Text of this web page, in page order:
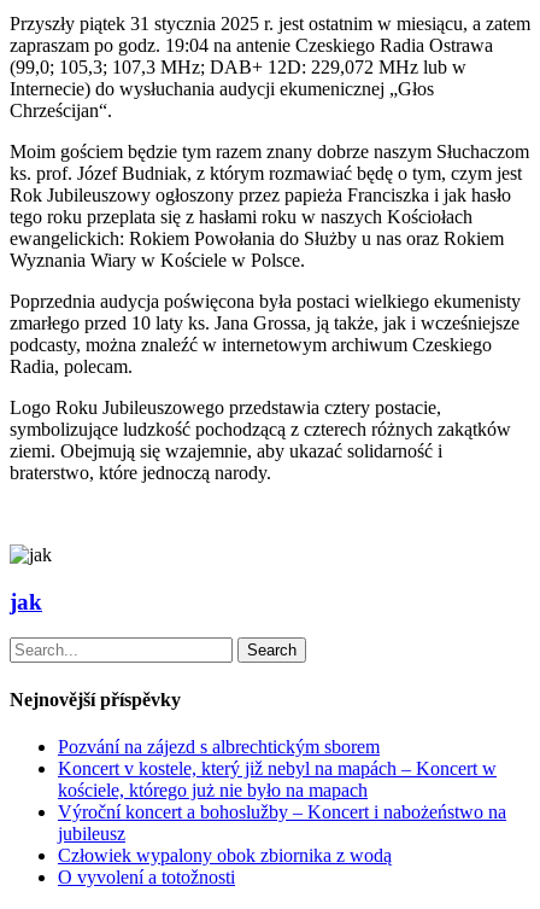
Przyszły piątek 31 stycznia 2025 r. jest ostatnim w miesiącu, a zatem
zapraszam po godz. 19:04 na antenie Czeskiego Radia Ostrawa
(99,0; 105,3; 107,3 MHz; DAB+ 12D: 229,072 MHz lub w
Internecie) do wysłuchania audycji ekumenicznej „Głos
Chrześcijan“.
Moim gościem będzie tym razem znany dobrze naszym Słuchaczom
ks. prof. Józef Budniak, z którym rozmawiać będę o tym, czym jest
Rok Jubileuszowy ogłoszony przez papieża Franciszka i jak hasło
tego roku przeplata się z hasłami roku w naszych Kościołach
ewangelickich: Rokiem Powołania do Służby u nas oraz Rokiem
Wyznania Wiary w Kościele w Polsce.
Poprzednia audycja poświęcona była postaci wielkiego ekumenisty
zmarłego przed 10 laty ks. Jana Grossa, ją także, jak i wcześniejsze
podcasty, można znaleźć w internetowym archiwum Czeskiego
Radia, polecam.
Logo Roku Jubileuszowego przedstawia cztery postacie,
symbolizujące ludzkość pochodzącą z czterech różnych zakątków
ziemi. Obejmują się wzajemnie, aby ukazać solidarność i
braterstwo, które jednoczą narody.
jak
Search
Nejnovější příspěvky
Pozvání na zájezd s albrechtickým sborem
Koncert v kostele, který již nebyl na mapách – Koncert w
kościele, którego już nie było na mapach
Výroční koncert a bohoslužby – Koncert i nabożeństwo na
jubileusz
Człowiek wypalony obok zbiornika z wodą
O vyvolení a totožnosti